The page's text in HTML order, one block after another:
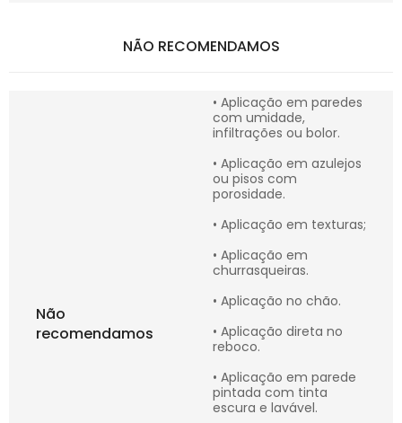
NÃO RECOMENDAMOS
Não
recomendamos
• Aplicação em paredes
com umidade,
infiltrações ou bolor.
• Aplicação em azulejos
ou pisos com
porosidade.
• Aplicação em texturas;
• Aplicação em
churrasqueiras.
• Aplicação no chão.
• Aplicação direta no
reboco.
• Aplicação em parede
pintada com tinta
escura e lavável.